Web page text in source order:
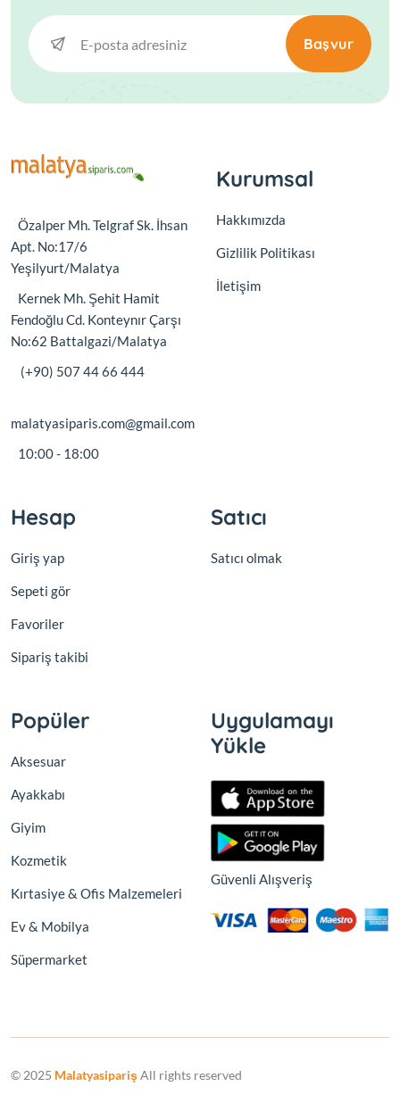
Başvur
Özalper Mh. Telgraf Sk. İhsan
Apt. No:17/6
Yeşilyurt/Malatya
Kernek Mh. Şehit Hamit
Fendoğlu Cd. Konteynır Çarşı
No:62 Battalgazi/Malatya
(+90) 507 44 66 444
malatyasiparis.com@gmail.com
10:00 - 18:00
Kurumsal
Hakkımızda
Gizlilik Politikası
İletişim
Hesap
Giriş yap
Sepeti gör
Favoriler
Sipariş takibi
Satıcı
Satıcı olmak
Popüler
Aksesuar
Ayakkabı
Giyim
Kozmetik
Kırtasiye & Ofis Malzemeleri
Ev & Mobilya
Süpermarket
Uygulamayı
Yükle
Güvenli Alışveriş
© 2025 MalatyasiparişAll rights reserved